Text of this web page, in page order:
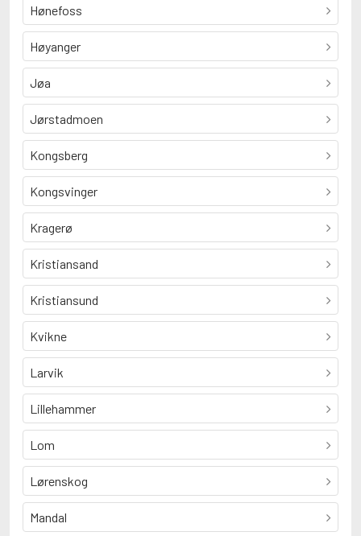
Hønefoss
Høyanger
Jøa
Jørstadmoen
Kongsberg
Kongsvinger
Kragerø
Kristiansand
Kristiansund
Kvikne
Larvik
Lillehammer
Lom
Lørenskog
Mandal